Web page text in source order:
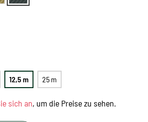
sich an, um die Preise zu sehen.
12,5 m 25 m